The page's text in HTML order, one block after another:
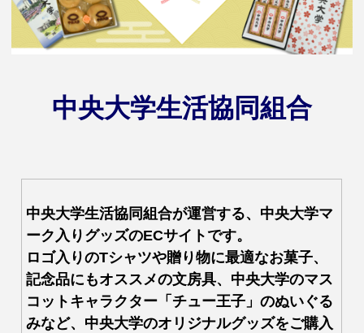
中央大学生活協同組合
中央大学生活協同組合が運営する、中央大学マ
ーク入りグッズのECサイトです。
ロゴ入りのTシャツや贈り物に最適なお菓子、
記念品にもオススメの文房具、中央大学のマス
コットキャラクター「チュー王子」のぬいぐる
みなど、中央大学のオリジナルグッズをご購入